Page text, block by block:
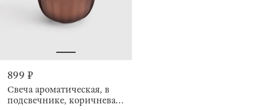
899 ₽
Свеча ароматическая, в
подсвечнике, коричневая,